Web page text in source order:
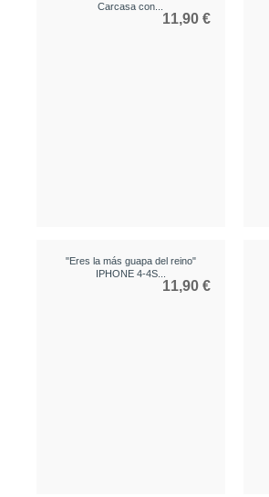
Carcasa con...
11,90 €
"Eres la más guapa del reino"
IPHONE 4-4S...
11,90 €